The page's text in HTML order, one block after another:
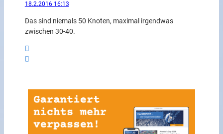
18.2.2016 16:13
Das sind niemals 50 Knoten, maximal irgendwas
zwischen 30-40.